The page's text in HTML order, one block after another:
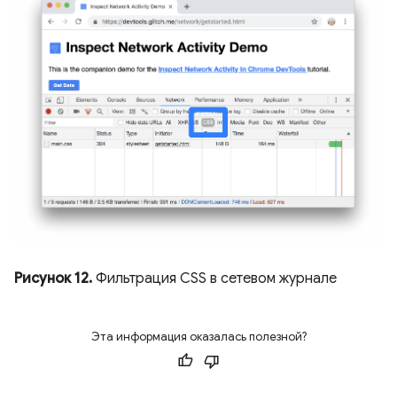
Рисунок 12. Фильтрация CSS в сетевом журнале
Эта информация оказалась полезной?